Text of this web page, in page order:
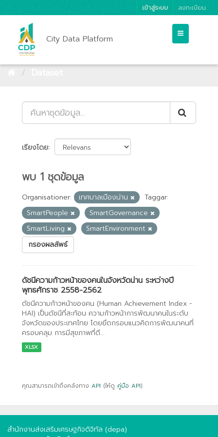
เข้าสู่ระบบ ลงทะเบียน
City Data Platform
เรียงโดย
พบ 1 ชุดข้อมูล
Organisationer: เทศบาลเมืองน่าน
Taggar:
SmartPeople
SmartGovernance
SmartLiving
SmartEnvironment
กรองผลลัพธ์
ดัชนีความก้าวหน้าของคนในจังหวัดน่าน ระหว่างปี
พุทธศักราช 2558-2562
ดัชนีความก้าวหน้าของคน (Human Achievement Index -
HAI) เป็นดัชนีที่สะท้อน ความก้าวหน้าการพัฒนาคนในระดับ
จังหวัดของประเทศไทย โดยยึดกรอบแนวคิดการพัฒนาคนที่
ครอบคลุม การมีสุขภาพที่ดี...
XLSX
คุณสามารถเข้าถึงคลังทาง API (ให้ดู คู่มือ API).
สำนักงานส่งเสริมเศรษฐกิจดิจิทัล (depa)